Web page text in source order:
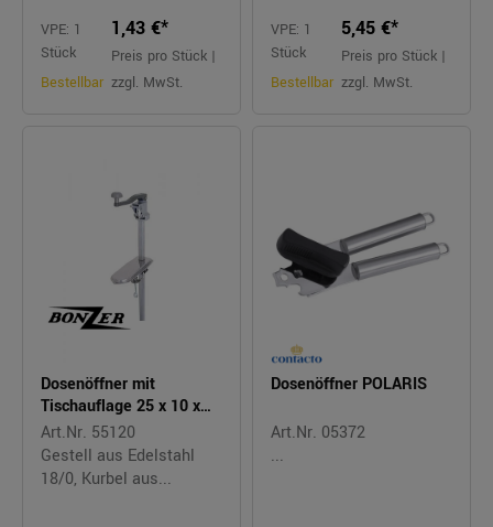
VPE: 1
Stück
Bestellbar
1,43 €*
Preis pro Stück |
zzgl. MwSt.
VPE: 1
Stück
Bestellbar
5,45 €*
Preis pro Stück |
zzgl. MwSt.
Dosenöffner mit
Tischauflage 25 x 10 x
1,5 cm L: 75 cm
Art.Nr. 55120
Gestell aus Edelstahl
18/0, Kurbel aus...
Dosenöffner POLARIS
Art.Nr. 05372
...